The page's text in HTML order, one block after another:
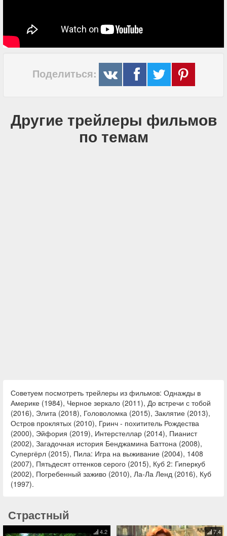
Поделиться:
Другие трейлеры фильмов
по темам
Советуем посмотреть трейлеры из фильмов: Однажды в
Америке (1984), Черное зеркало (2011), До встречи с тобой
(2016), Элита (2018), Головоломка (2015), Заклятие (2013),
Остров проклятых (2010), Гринч - похититель Рождества
(2000), Эйфория (2019), Интерстеллар (2014), Пианист
(2002), Загадочная история Бенджамина Баттона (2008),
Супергёрл (2015), Пила: Игра на выживание (2004), 1408
(2007), Пятьдесят оттенков серого (2015), Куб 2: Гиперкуб
(2002), Погребенный заживо (2010), Ла-Ла Ленд (2016), Куб
(1997).
Страстный
4.2 7.4